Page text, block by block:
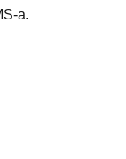
a.